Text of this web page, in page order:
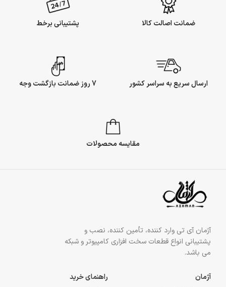
ضمانت اصالت کالا پشتیبانی برخط
ارسال سریع به سراسر کشور 7 روز ضمانت بازگشت وجه
مقایسه محصولات
آژمان آی تی وارد کننده، تأمین کننده، نصب و
پشتیبانی انواع قطعات سخت افزاری کامپیوتر و شبکه
می باشد.
آژمان راهنمای خرید